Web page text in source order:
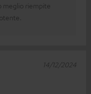
meglio riempite
14/12/2024